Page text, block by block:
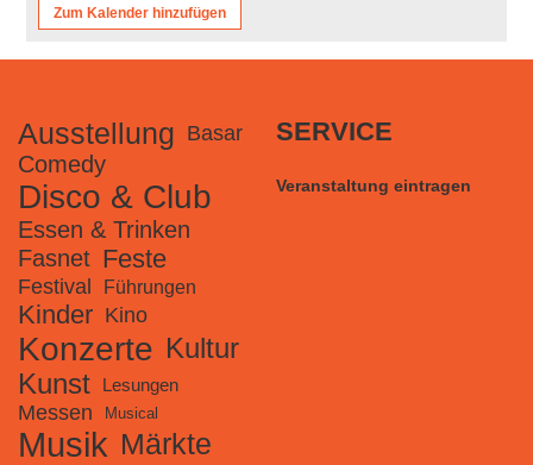
Zum Kalender hinzufügen
Ausstellung Basar
Comedy
Disco & Club
Essen & Trinken
Fasnet Feste
Festival Führungen
Kinder Kino
Konzerte Kultur
Kunst
Lesungen
Messen Musical
Musik Märkte
SERVICE
Veranstaltung eintragen